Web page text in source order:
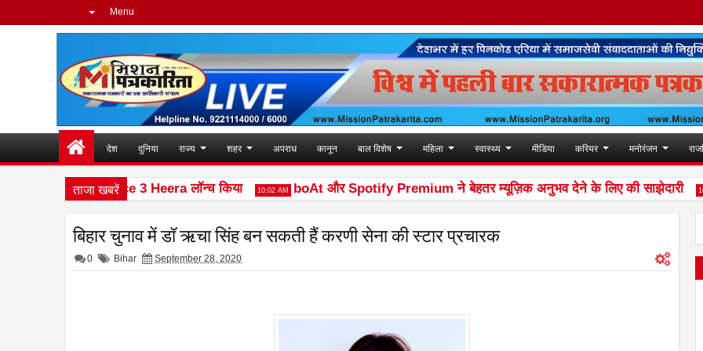
Menu
देश दुनिया राज्य शहर अपराध कानून बाल विशेष महिला स्वास्थ्य मीडिया करियर मनोरंजन
ताजा खबरें
नया फीचर फोन Ace 3 Heera लॉन्च किया 10:02 AM boAt और Spotify Premium ने बेहतर म्यूज़िक अनुभव देने के लिए की साझेदारी 10:30
बिहार चुनाव में डॉ ऋचा सिंह बन सकती हैं करणी सेना की स्टार प्रचारक
0 Bihar September 28, 2020